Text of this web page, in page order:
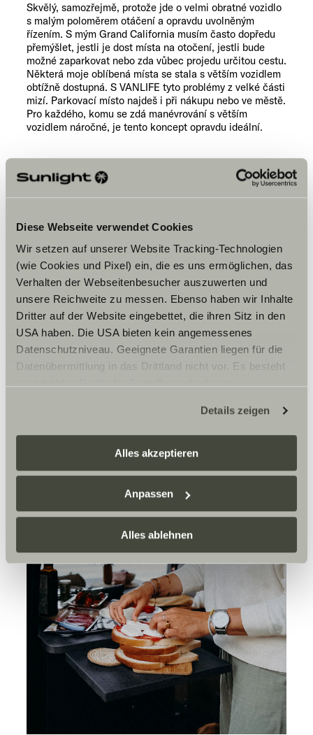
Diese Webseite verwendet Cookies
Wir setzen auf unserer Website Tracking-Technologien
(wie Cookies und Pixel) ein, die es uns ermöglichen, das
Verhalten der Webseitenbesucher auszuwerten und
unsere Reichweite zu messen. Ebenso haben wir Inhalte
Dritter auf der Website eingebettet, die ihren Sitz in den
USA haben. Die USA bieten kein angemessenes
Datenschutzniveau. Geeignete Garantien liegen für die
Datenübermittlung in das Drittland nicht vor. Es besteht
zustehen. Eingesetzte Dienstleister können Daten für
eigene Zwecke verarbeiten und mit anderen Daten
zusammenführen. Weitere Informationen finden Sie hier:
Datenschutzerklärung
einzelne Cookies/Dienste in den Einstellungen aus,
erteilen Sie uns Ihre Einwilligung zur Verarbeitung Ihrer
Daten zu den genannten Zwecken. Die Einwilligung ist
freiwillig, für den Besuch der Website nicht erforderlich
und kann jederzeit über die Einstellungen widerrufen
werden. Klicken Sie auf Ablehnen, werden nur die
notwendigen Cookies auf der Webseite gesetzt, die für
den störungsfreien Betrieb der Webseite und die
Ermöglichung der Seitennavigation erforderlich sind.
Details zeigen
Alles akzeptieren
Anpassen
Alles ablehnen
Skvělý, samozřejmě, protože jde o velmi obratné vozidlo
s malým poloměrem otáčení a opravdu uvolněným
řízením. S mým Grand California musím často dopředu
přemýšlet, jestli je dost místa na otočení, jestli bude
možné zaparkovat nebo zda vůbec projedu určitou cestu.
Některá moje oblíbená místa se stala s větším vozidlem
obtížně dostupná. S VANLIFE tyto problémy z velké části
mizí. Parkovací místo najdeš i při nákupu nebo ve městě.
Pro každého, komu se zdá manévrování s větším
vozidlem náročné, je tento koncept opravdu ideální.
Některá moje oblíbená
místa se stala s větším
vozidlem obtížně
dostupná. S VANLIFE
tyto problémy z velké
části mizí.